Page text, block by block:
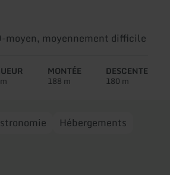
-Difficulté:
moyen, moyennement difficile
MONTÉE
188 m
DESCENTE
180 m
Hébergements